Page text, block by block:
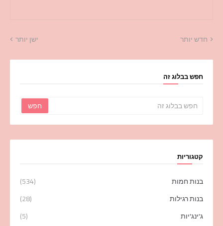
חדש יותר ישן יותר
חפש בבלוג זה
קטגוריות
בנות חמות
(534)
בנות רגילות
(28)
ג'ינג'יות
(5)